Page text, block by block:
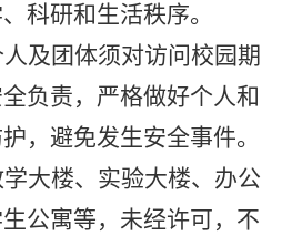
科研和生活秩序。
人及团体须对访问校园期
负责，严格做好个人和
，避免发生安全事件。
学大楼、实验大楼、办公
公寓等，未经许可，不